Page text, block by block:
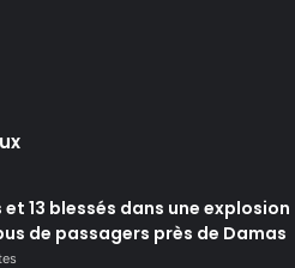
13 blessés dans une explosion
de passagers près de Damas